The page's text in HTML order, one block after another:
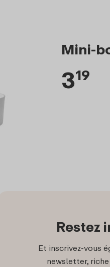
Mini-
319
Restez
Et inscrivez-vous
newsletter,